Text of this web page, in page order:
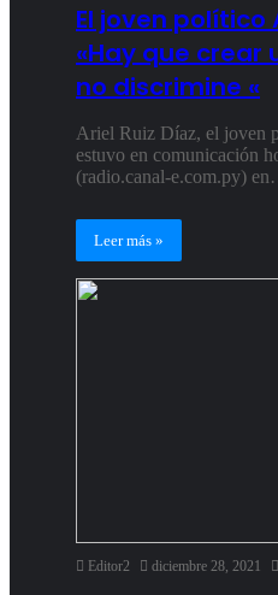
El joven político
«Hay que crear
no discrimine «
Ariel Ruiz Díaz, el joven
estuvo en comunicación
(radio.canal-e.com.py)
Leer más »
Editor2 diciembre 28, 2021